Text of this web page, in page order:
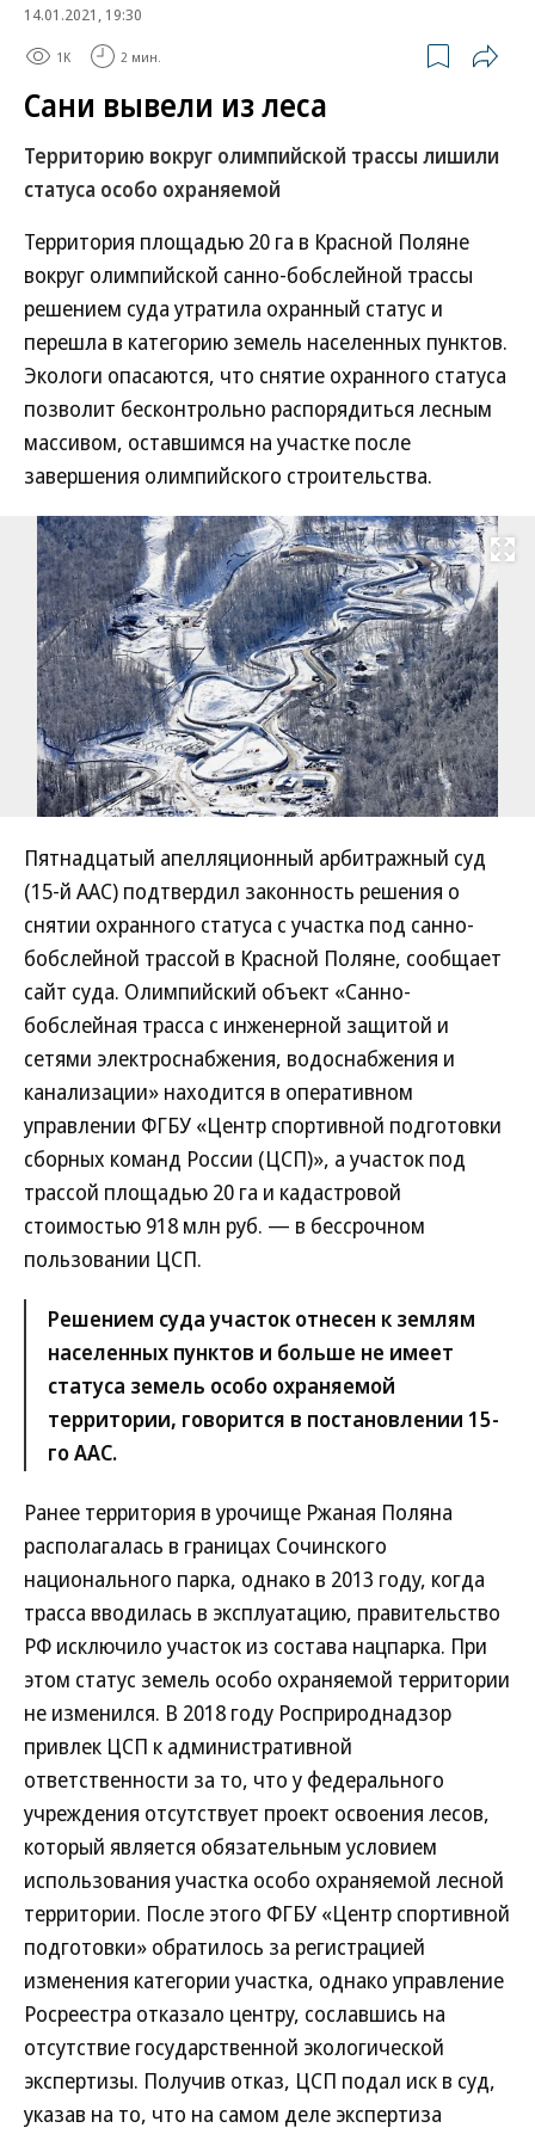
14.01.2021, 19:30
1K 2 мин.
Сани вывели из леса
Территорию вокруг олимпийской трассы лишили
статуса особо охраняемой
Территория площадью 20 га в Красной Поляне
вокруг олимпийской санно-бобслейной трассы
решением суда утратила охранный статус и
перешла в категорию земель населенных пунктов.
Экологи опасаются, что снятие охранного статуса
позволит бесконтрольно распорядиться лесным
массивом, оставшимся на участке после
завершения олимпийского строительства.
Развернуть
Пятнадцатый апелляционный арбитражный суд
(15-й ААС) подтвердил законность решения о
снятии охранного статуса с участка под санно-
бобслейной трассой в Красной Поляне, сообщает
сайт суда. Олимпийский объект «Санно-
бобслейная трасса с инженерной защитой и
сетями электроснабжения, водоснабжения и
канализации» находится в оперативном
управлении ФГБУ «Центр спортивной подготовки
сборных команд России (ЦСП)», а участок под
трассой площадью 20 га и кадастровой
стоимостью 918 млн руб. — в бессрочном
пользовании ЦСП.
Решением суда участок отнесен к землям
населенных пунктов и больше не имеет
статуса земель особо охраняемой
территории, говорится в постановлении 15-
го ААС.
Ранее территория в урочище Ржаная Поляна
располагалась в границах Сочинского
национального парка, однако в 2013 году, когда
трасса вводилась в эксплуатацию, правительство
РФ исключило участок из состава нацпарка. При
этом статус земель особо охраняемой территории
не изменился. В 2018 году Росприроднадзор
привлек ЦСП к административной
ответственности за то, что у федерального
учреждения отсутствует проект освоения лесов,
который является обязательным условием
использования участка особо охраняемой лесной
территории. После этого ФГБУ «Центр спортивной
подготовки» обратилось за регистрацией
изменения категории участка, однако управление
Росреестра отказало центру, сославшись на
отсутствие государственной экологической
экспертизы. Получив отказ, ЦСП подал иск в суд,
указав на то, что на самом деле экспертиза